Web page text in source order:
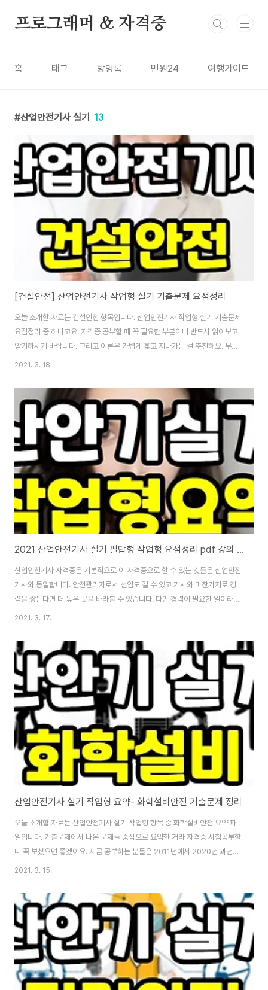
프로그래머 & 자격증
홈 태그 방명록 민원24 여행가이드
산업안전기사 실기 13
[건설안전] 산업안전기사 작업형 실기 기출문제 요점정리
오늘 소개할 자료는 건설안전 항목입니다. 산업안전기사 작업형 실기 기출문제
요점정리 중 하나고요. 자격증 공부할 때 꼭 필요한 부분이니 반드시 읽어보고
암기하시기 바랍니다. 그리고 이론은 가볍게 훑고 지나가는 걸 추천해요. 무작
정 문제만 외운다고 합격하기 어렵다고 생각한다면 이론은 조금 배우세요. 왜
만 외우는 게 벅차다면 방향 잡기 좋습니다. 그래도 무식하게 기출 위주로 암기
만 해도 합격할 분들은 합격합니다. 다운로드할 수 있는 pdf, hwp 파일은 바로
위에 있고요. hwp 파일은 한컴뷰어, pdf 파일은 크롬 브라우저로 열어서 편하
게 볼 수 있습니다. 위에 소개한 건설안전기사 실기 작업형 건설안전 파트는 3
개의 대분류로 구성되..
2021. 3. 18.
2021 산업안전기사 실기 필답형 작업형 요점정리 pdf 강의 요약
산업안전기사 자격증은 기본적으로 이 자격증으로 할 수 있는 것들은 산업안전
기사와 동일합니다. 안전관리자로서 선임도 걸 수 있고 기사와 마찬가지로 경
력을 쌓는다면 더 높은 곳을 바라볼 수 있습니다. 다만 경력이 필요한 일이라면
기사에 비해 2년 더 긴 경력이 필요하다는 단점이 있습니다. 오늘 소개할 자료
다. 글 맨 아래에 hwp, pdf 다운로드할 수 있고요. 파일 내용 중 일부는 아래에
있습니다. 맛보기로 내용 확인해 보시고 마음에 들면 맨 아래에서 hwp 파일이
나 pdf 파일 다운로드하셔서 보시면 됩니다. 산업안전기사 실기 작업형 필답형
강의 요점정리 작업자가 마스크를 착용하고 있으나 석면분진 위험성에 폭로되
어 있어 직업성 ..
2021. 3. 17.
산업안전기사 실기 작업형 요약- 화학설비안전 기출문제 정리
오늘 소개할 자료는 산업안전기사 실기 작업형 항목 중 화학설비안전 요약 파
일입니다. 기출문제에서 나온 문제들 중심으로 요약한 거라 자격증 시험공부할
때 꼭 보셨으면 좋겠어요. 지금 공부하는 분들은 2011년에서 2020년 과년도
문제 풀이하실 텐데요. 3회독 정도 하면 구체적인 이론은 몰라도 문답은 어느
안정권이라고 생각해요. 실제 시험에서도 문제는 똑같이 나오고 보기의 순서만
바뀌니깐요. 다운로드할 수 있는 pdf hwp 파일은 바로 위에 있고요. 파일에는
6가지 대분류로 내용들이 구성되어 있습니다. 1. 밀폐 공간 작업 2. 작업 환경
개선 3. 화재 및 폭발 4. 가스 등의 취급 5. 자체 검사 6. 기타 재해 유형 바..
2021. 3. 15.